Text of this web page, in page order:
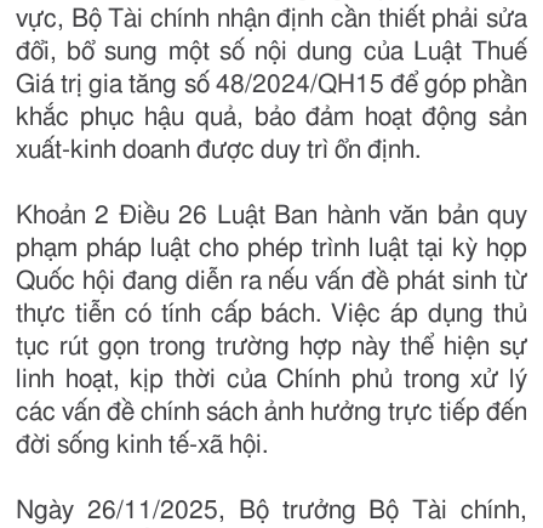
vực, Bộ Tài chính nhận định cần thiết phải sửa
đổi, bổ sung một số nội dung của Luật Thuế
Giá trị gia tăng số 48/2024/QH15 để góp phần
khắc phục hậu quả, bảo đảm hoạt động sản
xuất-kinh doanh được duy trì ổn định.
Khoản 2 Điều 26 Luật Ban hành văn bản quy
phạm pháp luật cho phép trình luật tại kỳ họp
Quốc hội đang diễn ra nếu vấn đề phát sinh từ
thực tiễn có tính cấp bách. Việc áp dụng thủ
tục rút gọn trong trường hợp này thể hiện sự
linh hoạt, kịp thời của Chính phủ trong xử lý
các vấn đề chính sách ảnh hưởng trực tiếp đến
đời sống kinh tế-xã hội.
Ngày 26/11/2025, Bộ trưởng Bộ Tài chính,